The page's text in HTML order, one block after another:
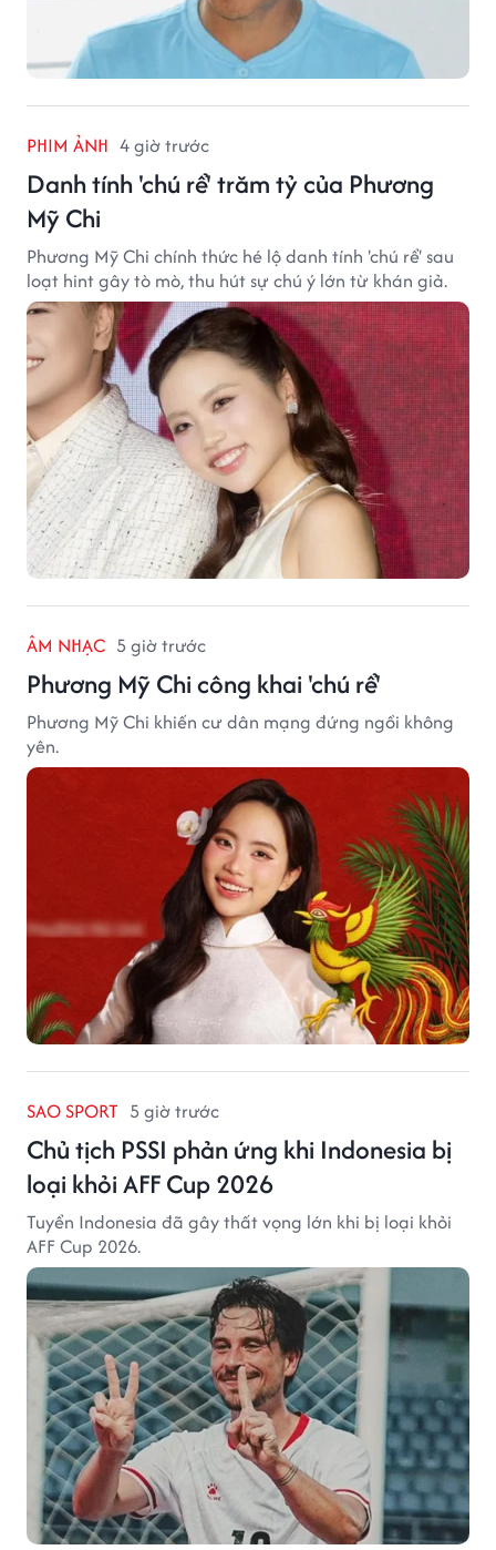
PHIM ẢNH 4 giờ trước
Danh tính 'chú rể' trăm tỷ của Phương
Mỹ Chi
Phương Mỹ Chi chính thức hé lộ danh tính 'chú rể' sau
loạt hint gây tò mò, thu hút sự chú ý lớn từ khán giả.
ÂM NHẠC 5 giờ trước
Phương Mỹ Chi công khai 'chú rể'
Phương Mỹ Chi khiến cư dân mạng đứng ngồi không
yên.
SAO SPORT 5 giờ trước
Chủ tịch PSSI phản ứng khi Indonesia bị
loại khỏi AFF Cup 2026
Tuyển Indonesia đã gây thất vọng lớn khi bị loại khỏi
AFF Cup 2026.